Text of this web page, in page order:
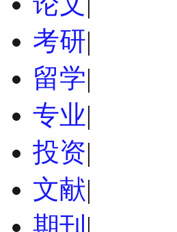
考研|
留学|
专业|
投资|
文献|